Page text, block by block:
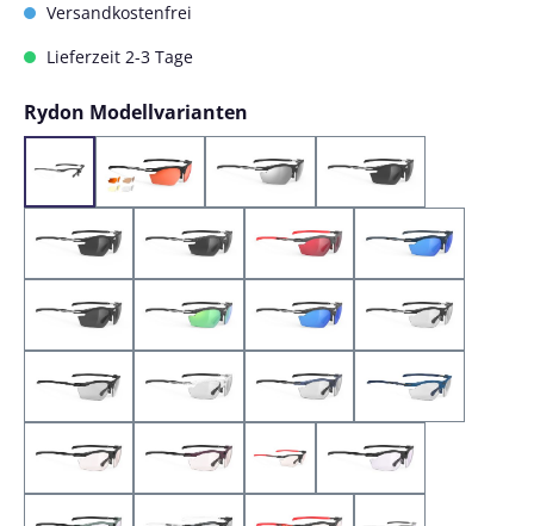
Versandkostenfrei
Lieferzeit 2-3 Tage
Rydon Modellvarianten
FP530006-0000 - Matte Black (nur der Rahmen)
SP530306-S005 - Matte Black - 5 Paar Gläser
SP530906-0000 Matte Black -
SP531006-0000
SP531006-SH10 Stealth Matte Black - Smoke Black
SP531014-0000 Carbon - Smoke Black
SP533898-0001 Graphite
SP533947-
SP535906-0000 Matte Black - Polar 3FX Grey Laser
SP536114-0000 Carbon - Polar 3FX HDR
SP536514-0000 Carbon -
SP537306-
SP537306-SH00 Stealth Matte Black / Stealth ImpactX
SP537321-0000 White Carbonium -
SP537331-0000 Frozen Blue
SP537349-
SP537406-0004 Total Black Matte - Photochromic 2 Red
SP537425-0000 Cabernet Matte - ImpactX
SP537487-0002 Frozen Ash -
SP537506-0004